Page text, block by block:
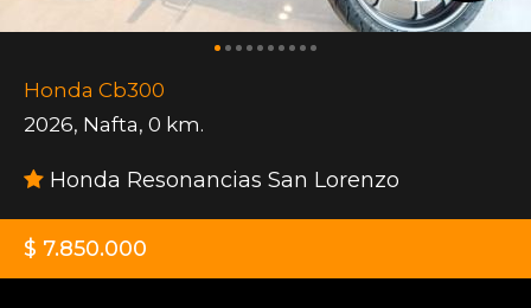
Honda Cb300
2026, Nafta, 0 km.
Honda Resonancias San Lorenzo
$ 7.850.000